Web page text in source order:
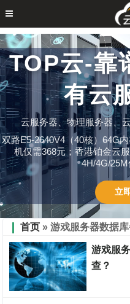
TOP云-靠
有云
云服务器、物理服务器、
双路E5-2640V4（40核）64G
机仅需368元；香港铂金云
4H/4G/25M
立
首页 » 游戏服务器数据
游戏服
查？